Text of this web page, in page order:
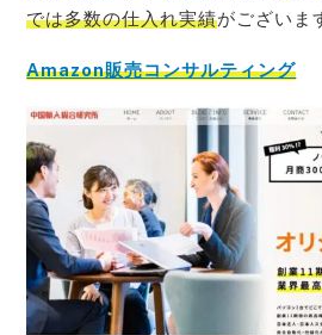
では多数の仕入れ実績がございま
Amazon販売コンサルティング